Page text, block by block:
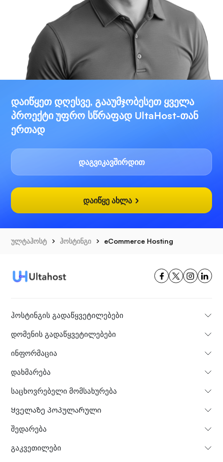
დაიწყეთ დღესვე, გააუმჯობესეთ ყველა
პროექტი უფრო სწრაფად UltaHost-თან
ერთად
დაგვიკავშირდით
დაიწყე ახლა
ულტაჰოსტ ჰოსტინგი eCommerce Hosting
ჰოსტინგის გადაწყვეტილებები
დომენის გადაწყვეტილებები
ინფორმაცია
დახმარება
საცხოვრებელი მომსახურება
Ყველაზე პოპულარული
Შედარება
გაკვეთილები